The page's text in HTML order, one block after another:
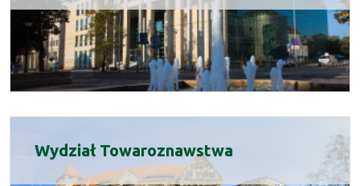
Wydział Towaroznawstwa